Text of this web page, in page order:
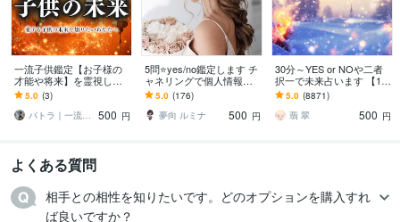
一流子供鑑定【お子様の
才能や将来】を霊視しま
す お子様の気持ちや適職
などを占い、未来の可能
性を最大限に広げる
5.0 (3)
パトラ｜一流の霊視鑑定
500 円
5問⭐yes/no鑑定します チ
ャネリングで個人情報不
要で視ます♪
5.0 (176)
夢向 ルミナ
500 円
30分～YES or NOや二者
択一で未来占います 【1回
2問】恋愛、仕事、人間関
係etc…☆おみくじタロッ
ト☆
5.0 (8871)
翡 翠
500 円
よくある質問
相手との相性を知りたいです。どのオプションを購入すれ
ば良いですか？